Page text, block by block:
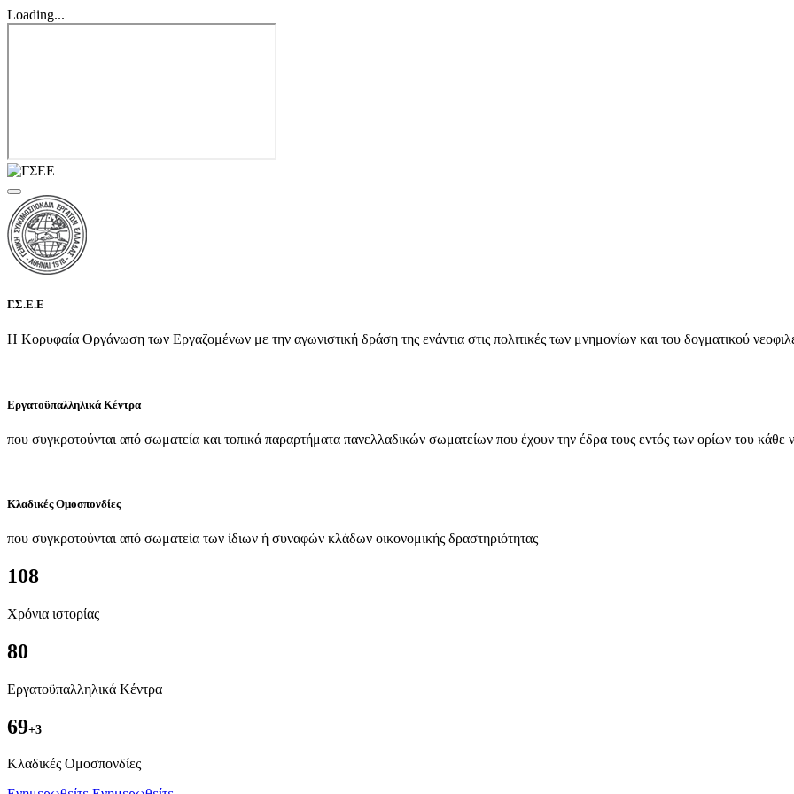
Loading...
Γ.Σ.Ε.Ε
Η Κορυφαία Οργάνωση των Εργαζομένων με την αγωνιστική δράση της ενάντια στις πολιτικές των μνημονίων και του δογματικού
Εργατοϋπαλληλικά Κέντρα
που συγκροτούνται από σωματεία και τοπικά παραρτήματα πανελλαδικών σωματείων που έχουν την έδρα τους εντός των ορίων του κάθε
Κλαδικές Ομοσπονδίες
που συγκροτούνται από σωματεία των ίδιων ή συναφών κλάδων οικονομικής δραστηριότητας
108
Χρόνια ιστορίας
80
Εργατοϋπαλληλικά Κέντρα
69+3
Kλαδικές Ομοσπονδίες